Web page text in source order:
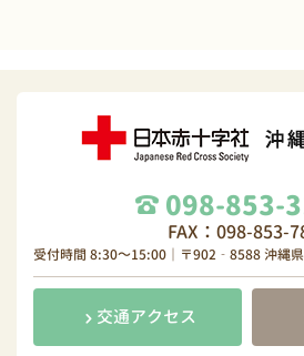
098-853-
FAX：098-853-
受付時間 8:30～15:00｜〒902‐8588 沖縄
交通アクセス